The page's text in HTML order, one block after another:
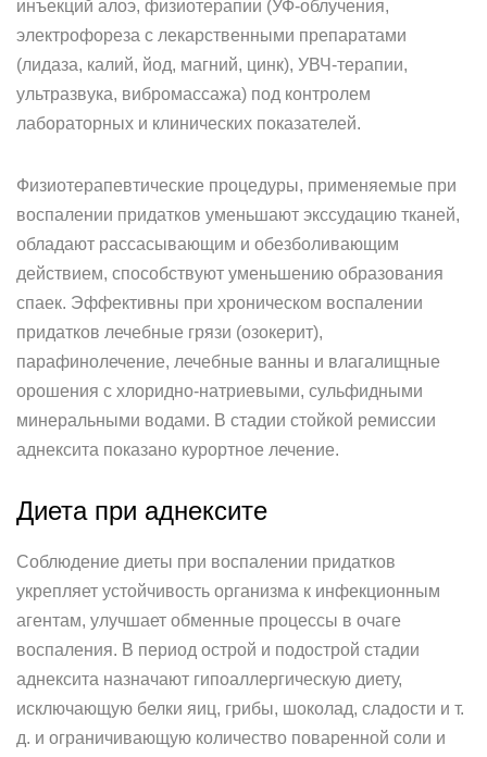
инъекций алоэ, физиотерапии (УФ-облучения,
электрофореза с лекарственными препаратами
(лидаза, калий, йод, магний, цинк), УВЧ-терапии,
ультразвука, вибромассажа) под контролем
лабораторных и клинических показателей.
Физиотерапевтические процедуры, применяемые при
воспалении придатков уменьшают экссудацию тканей,
обладают рассасывающим и обезболивающим
действием, способствуют уменьшению образования
спаек. Эффективны при хроническом воспалении
придатков лечебные грязи (озокерит),
парафинолечение, лечебные ванны и влагалищные
орошения с хлоридно-натриевыми, сульфидными
минеральными водами. В стадии стойкой ремиссии
аднексита показано курортное лечение.
Диета при аднексите
Соблюдение диеты при воспалении придатков
укрепляет устойчивость организма к инфекционным
агентам, улучшает обменные процессы в очаге
воспаления. В период острой и подострой стадии
аднексита назначают гипоаллергическую диету,
исключающую белки яиц, грибы, шоколад, сладости и т.
д. и ограничивающую количество поваренной соли и